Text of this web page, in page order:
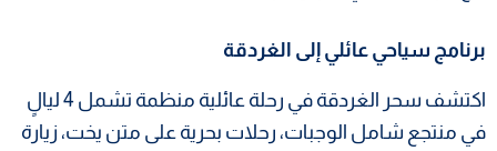
برنامج سياحي عائلي إلى الغردقة
اكتشف سحر الغردقة في رحلة عائلية منظمة تشمل 4 ليالٍ
في منتجع شامل الوجبات، رحلات بحرية على متن يخت، زيارة